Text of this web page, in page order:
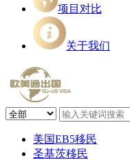
项目对比
关于我们
美国EB5移民
圣基茨移民